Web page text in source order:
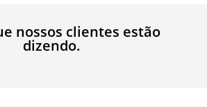
nossos clientes estão
dizendo.